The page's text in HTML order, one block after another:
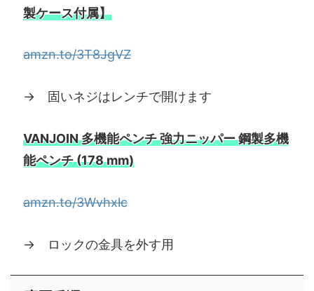
製ケース付属】
amzn.to/3T8JgVZ
→ 固いネジはレンチで開けます
VANJOIN 多機能ペンチ 強力ニッパー 鋼製多機
能ペンチ (178 mm)
amzn.to/3Wvhxlc
→ ロックの金具を外す用